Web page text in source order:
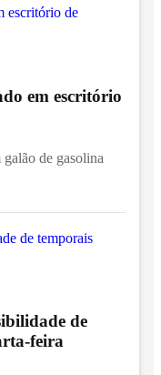
em escritório
de gasolina
de
feira